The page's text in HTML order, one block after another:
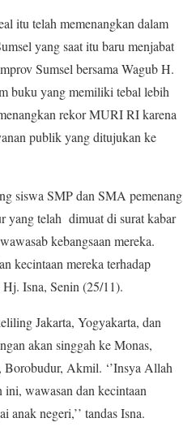
itu telah memenangkan dalam
yang saat itu baru menjabat
Sumsel bersama Wagub H.
buku yang memiliki tebal lebih
rekor MURI RI karena
publik yang ditujukan ke
siswa SMP dan SMA pemenang
yang telah dimuat di surat kabar
kebangsaan mereka.
kecintaan mereka terhadap
Isna, Senin (25/11).
Jakarta, Yogyakarta, dan
akan singgah ke Monas,
Akmil. ‘’Insya Allah
ini, wawasan dan kecintaan
anak negeri,’’ tandas Isna.